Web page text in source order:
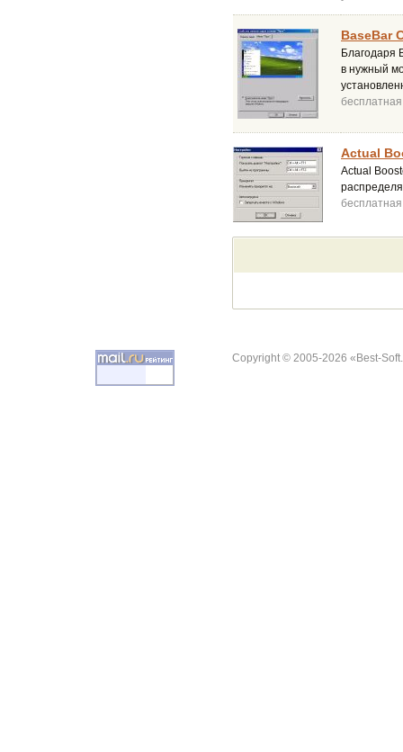
BaseBar
Благодаря
в нужный
бесплатная
Actual
Actual
бесплатная
Copyright © 2005-2026 «Best-